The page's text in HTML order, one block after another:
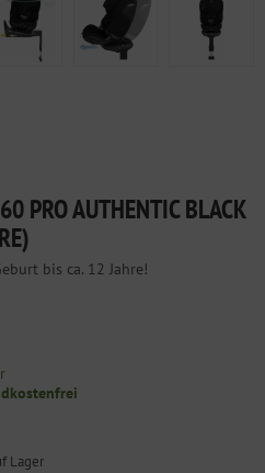
PRO AUTHENTIC BLACK
bis ca. 12 Jahre!
Lager